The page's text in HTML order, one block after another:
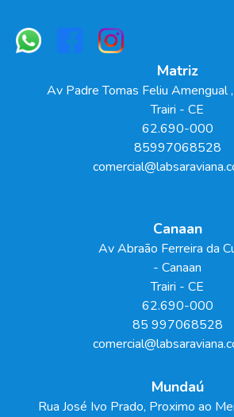
Matriz
Av Padre Tomas Feliu Amengual
Trairi -CE
62.690-000
85997068528
Canaan
Av Abraão Ferreira da
- Canaan
Trairi -CE
62.690-000
85 997068528
Mundaú
Rua José Ivo Prado, Proximo ao